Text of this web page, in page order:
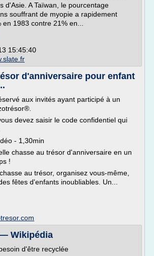
d'Asie. A Taïwan, le pourcentage
souffrant de myopie a rapidement
1983 contre 21% en...
15:45:40
d'anniversaire pour enfant
aux invités ayant participé à un
devez saisir le code confidentiel qui
- 1,30min
chasse au trésor d'anniversaire en un
!
au trésor, organisez vous-même,
fêtes d'enfants inoubliables. Un...
Wikipédia
d'être recyclée